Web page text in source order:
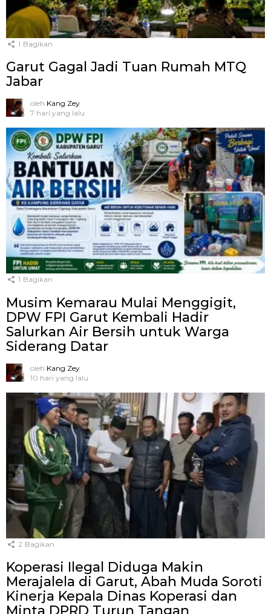
1 Bagikan
Garut Gagal Jadi Tuan Rumah MTQ
Jabar
oleh Kang Zey
7 hari yang lalu
1 Bagikan
Musim Kemarau Mulai Menggigit,
DPW FPI Garut Kembali Hadir
Salurkan Air Bersih untuk Warga
Siderang Datar
oleh Kang Zey
10 hari yang lalu
2 Bagikan
Koperasi Ilegal Diduga Makin
Merajalela di Garut, Abah Muda Soroti
Kinerja Kepala Dinas Koperasi dan